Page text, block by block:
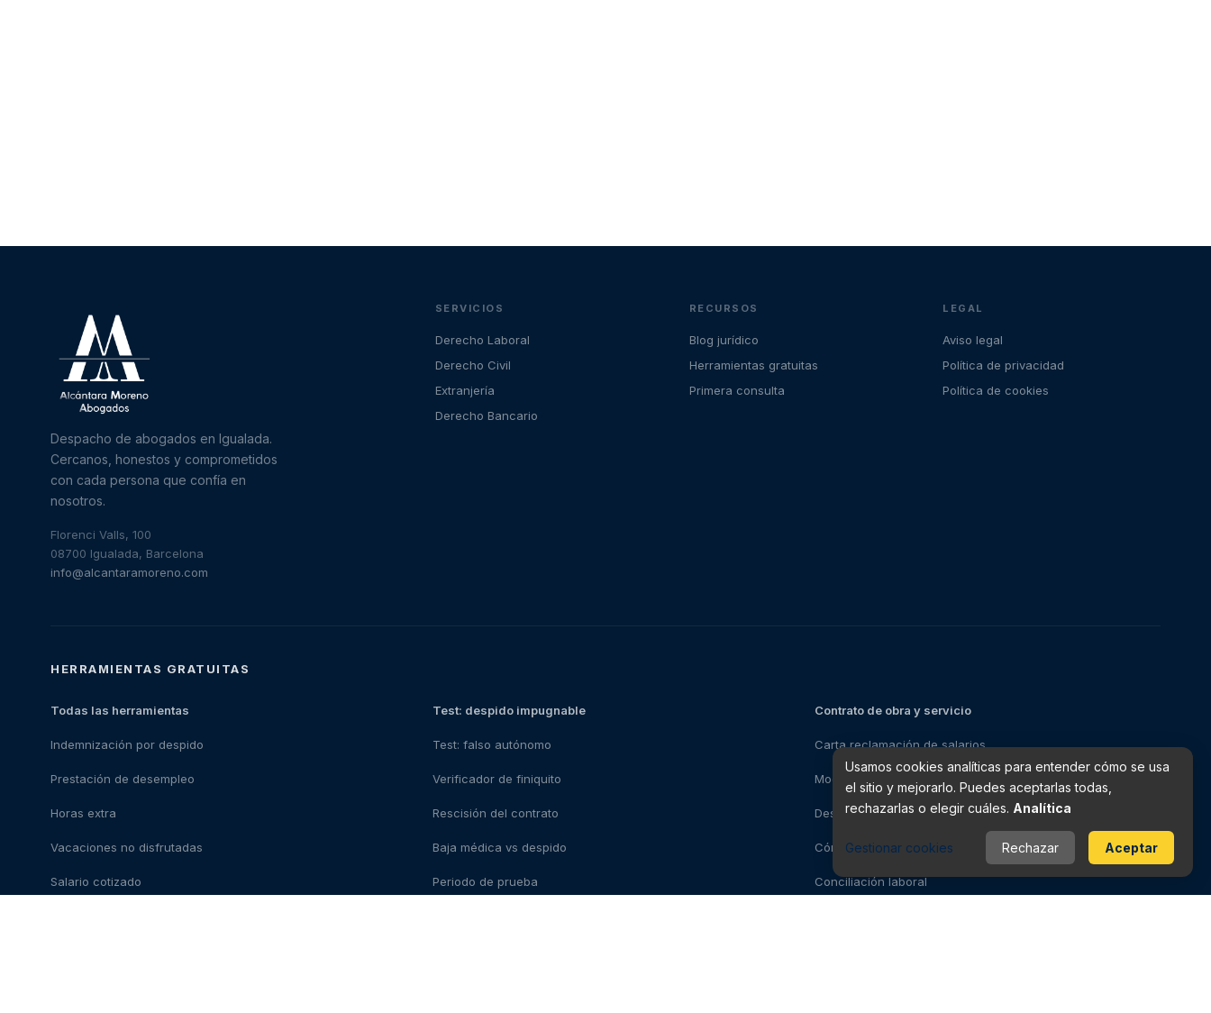
Despacho de abogados en Igualada.
Cercanos, honestos y comprometidos
con cada persona que confía en
nosotros.
Florenci Valls, 100
08700 Igualada, Barcelona
info@alcantaramoreno.com
SERVICIOS
Derecho Laboral
Derecho Civil
Extranjería
Derecho Bancario
RECURSOS
Blog jurídico
Herramientas gratuitas
Primera consulta
LEGAL
Aviso legal
Política de privacidad
Política de cookies
HERRAMIENTAS GRATUITAS
Todas las herramientas
Indemnización por despido
Prestación de desempleo
Horas extra
Vacaciones no disfrutadas
Salario cotizado
Test: despido impugnable
Test: falso autónomo
Verificador de finiquito
Rescisión del contrato
Baja médica vs despido
Periodo de prueba
Contrato de obra y servicio
Carta reclamación de salarios
Modelo impugnación de despido
Despedido: pasos a seguir
Cómo solicitar el paro
Conciliación laboral
Usamos cookies analíticas para entender cómo se usa
el sitio y mejorarlo. Puedes aceptarlas todas,
rechazarlas o elegir cuáles. Analítica
Gestionar cookies Rechazar Aceptar